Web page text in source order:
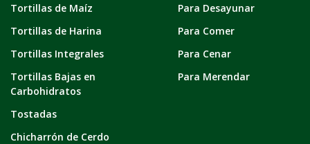
Tortillas de Maíz
Tortillas de Harina
Tortillas Integrales
Tortillas Bajas en
Carbohidratos
Tostadas
Chicharrón de Cerdo
Para Desayunar
Para Comer
Para Cenar
Para Merendar